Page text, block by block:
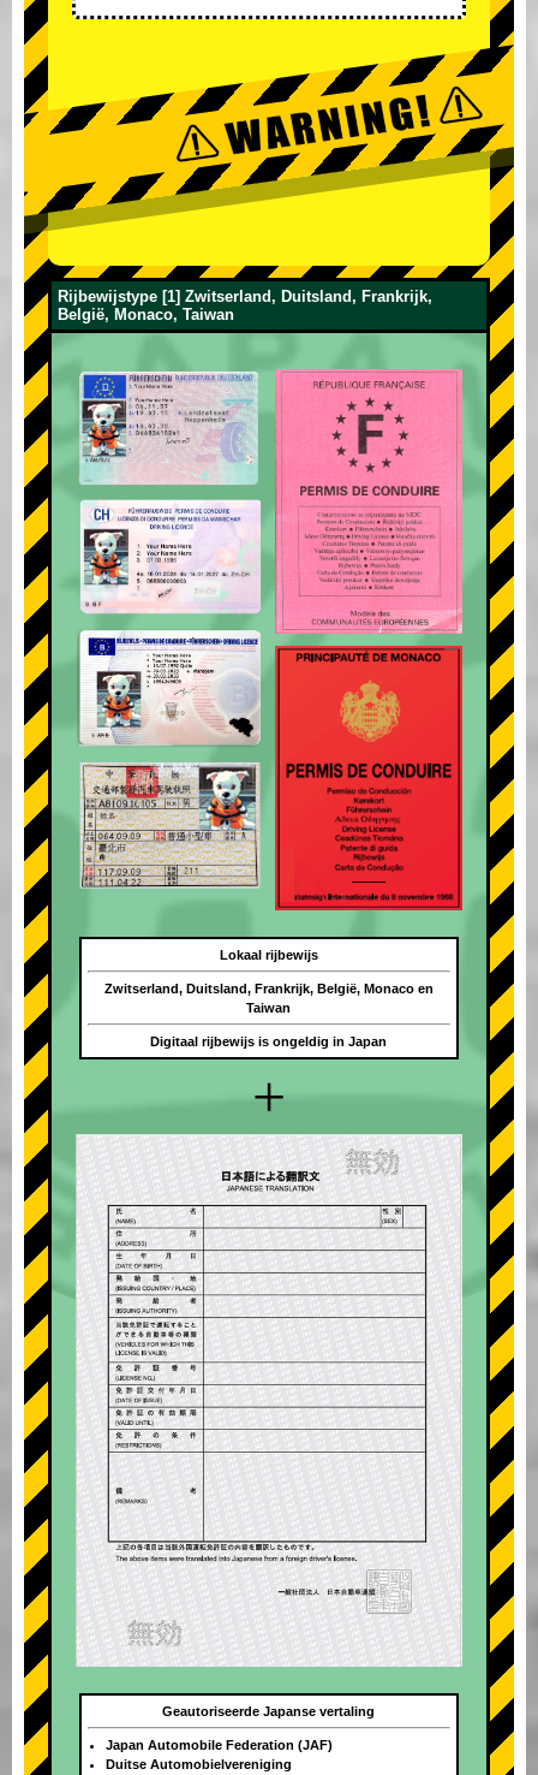
Rijbewijstype [1] Zwitserland, Duitsland, Frankrijk,
België, Monaco, Taiwan
+
Lokaal rijbewijs
Zwitserland, Duitsland, Frankrijk, België, Monaco en
Taiwan
Digitaal rijbewijs is ongeldig in Japan
Geautoriseerde Japanse vertaling
Japan Automobile Federation (JAF)
Duitse Automobielvereniging